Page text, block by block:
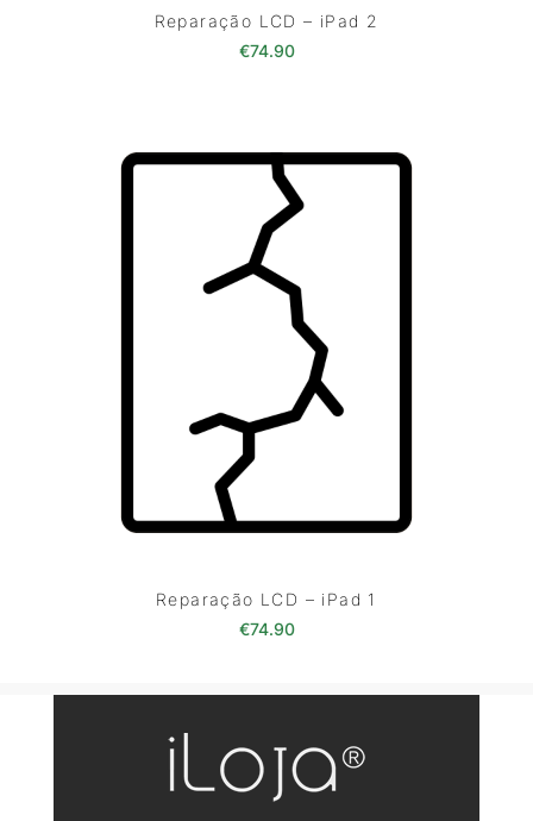
Reparação LCD – iPad 2
€74.90
Reparação LCD – iPad 1
€74.90